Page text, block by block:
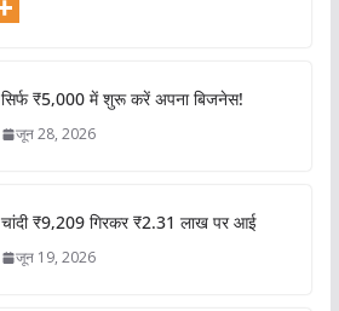
सिर्फ ₹5,000 में शुरू करें अपना बिजनेस!
जून 28, 2026
चांदी ₹9,209 गिरकर ₹2.31 लाख पर आई
जून 19, 2026